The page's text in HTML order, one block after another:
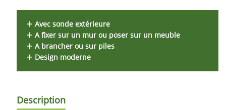
Avec sonde extérieure
A fixer sur un mur ou poser sur un meuble
A brancher ou sur piles
Design moderne
Description